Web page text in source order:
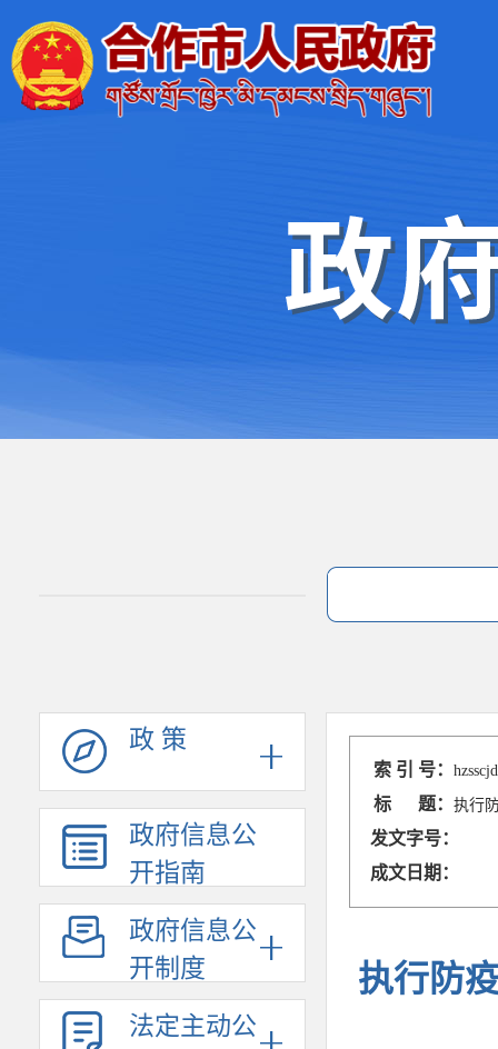
政 策
政府信息公
开指南
政府信息公
开制度
法定主动公
索 引 号：
标 题：执行
发文字号：
成文日期：
执行防